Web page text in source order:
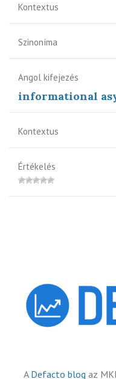
Kontextus
Szinoníma
Angol kifejezés
informational
Kontextus
Értékelés
A Defacto blog az